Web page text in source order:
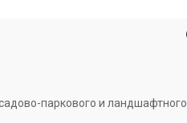
паркового и ландшафтного